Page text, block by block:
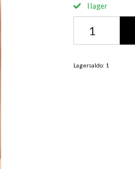
I lager
Lagersaldo: 1